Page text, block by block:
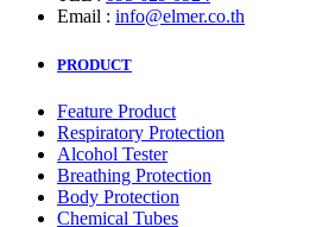
Email : info@elmer.co.th
PRODUCT
Feature Product
Respiratory Protection
Alcohol Tester
Breathing Protection
Body Protection
Chemical Tubes